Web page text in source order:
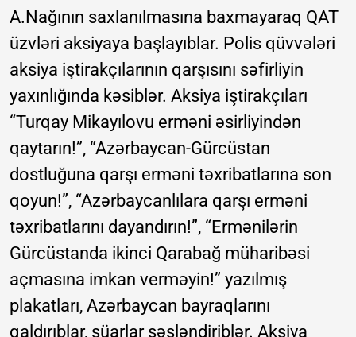
A.Nağının saxlanılmasına baxmayaraq QAT
üzvləri aksiyaya başlayıblar. Polis qüvvələri
aksiya iştirakçılarının qarşısını səfirliyin
yaxınlığında kəsiblər. Aksiya iştirakçıları
“Turqay Mikayılovu erməni əsirliyindən
qaytarın!”, “Azərbaycan-Gürcüstan
dostluğuna qarşı erməni təxribatlarına son
qoyun!”, “Azərbaycanlılara qarşı erməni
təxribatlarını dayandırın!”, “Ermənilərin
Gürcüstanda ikinci Qarabağ müharibəsi
açmasına imkan verməyin!” yazılmış
plakatları, Azərbaycan bayraqlarını
qaldırıblar, şüarlar səsləndiriblər. Aksiya